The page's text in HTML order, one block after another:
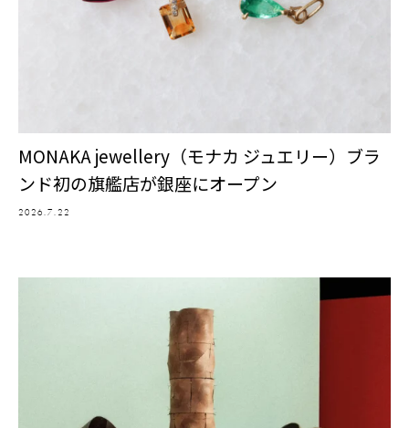
MONAKA jewellery（モナカ ジュエリー）ブラ
ンド初の旗艦店が銀座にオープン
2026.7.22